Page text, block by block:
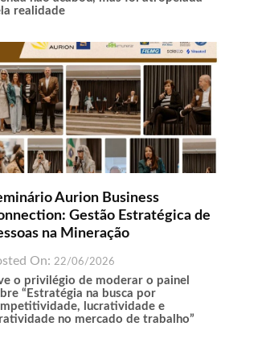
realidade
Aurion Business
Gestão Estratégica de
na Mineração
On: 22/06/2026
o privilégio de moderar o painel
“Estratégia na busca por
lucratividade e
no mercado de trabalho”